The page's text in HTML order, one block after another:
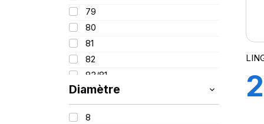
215
225
235
245
255
265
275
295
100
79
80
81
82
83/81
84
86
Diamètre
8